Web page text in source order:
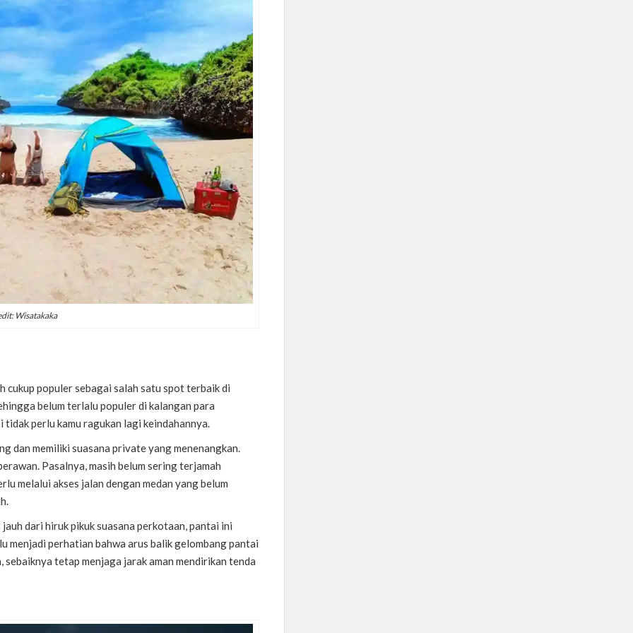
Wisatakaka
cukup populer sebagai salah satu spot terbaik di
belum terlalu populer di kalangan para
tidak perlu kamu ragukan lagi keindahannya.
dan memiliki suasana private yang menenangkan.
Pasalnya, masih belum sering terjamah
melalui akses jalan dengan medan yang belum
dari hiruk pikuk suasana perkotaan, pantai ini
menjadi perhatian bahwa arus balik gelombang pantai
tetap menjaga jarak aman mendirikan tenda